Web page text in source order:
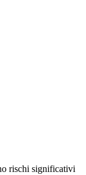
rischi significativi